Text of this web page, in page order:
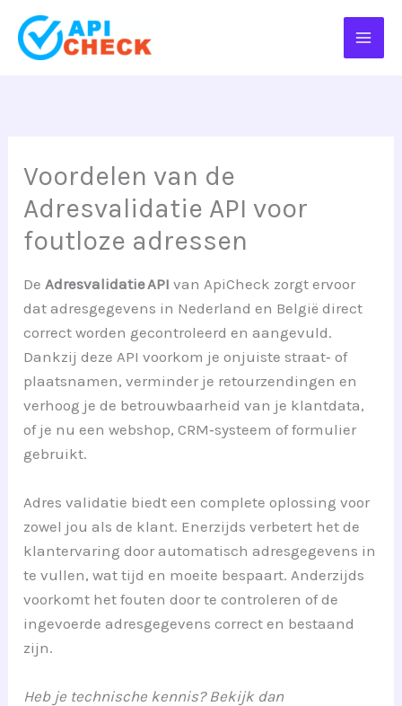
naar
Voordelen van de
Adresvalidatie API voor
foutloze adressen
De Adresvalidatie API van ApiCheck zorgt ervoor
dat adresgegevens in Nederland en België direct
correct worden gecontroleerd en aangevuld.
Dankzij deze API voorkom je onjuiste straat‑ of
plaatsnamen, verminder je retourzendingen en
verhoog je de betrouwbaarheid van je klantdata,
of je nu een webshop, CRM‑systeem of formulier
gebruikt.
Adres validatie biedt een complete oplossing voor
zowel jou als de klant. Enerzijds verbetert het de
klantervaring door automatisch adresgegevens in
te vullen, wat tijd en moeite bespaart. Anderzijds
voorkomt het fouten door te controleren of de
ingevoerde adresgegevens correct en bestaand
zijn.
Heb je technische kennis? Bekijk dan